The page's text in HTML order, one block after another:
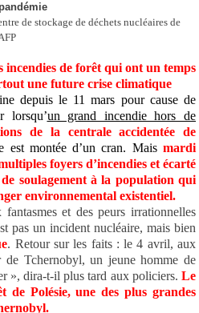
de stockage de déchets nucléaires de
incendies de forêt qui ont un temps
une future crise climatique
depuis le 11 mars pour cause de
lorsqu’un grand incendie hors de
de la centrale accidentée de
est montée d’un cran. Mais mardi
foyers d’incendies et écarté
soulagement à la population qui
environnemental existentiel.
et des peurs irrationnelles
pas un incident nucléaire, mais bien
. Retour sur les faits : le 4 avril, aux
Tchernobyl, un jeune homme de
», dira-t-il plus tard aux policiers. Le
Polésie, une des plus grandes